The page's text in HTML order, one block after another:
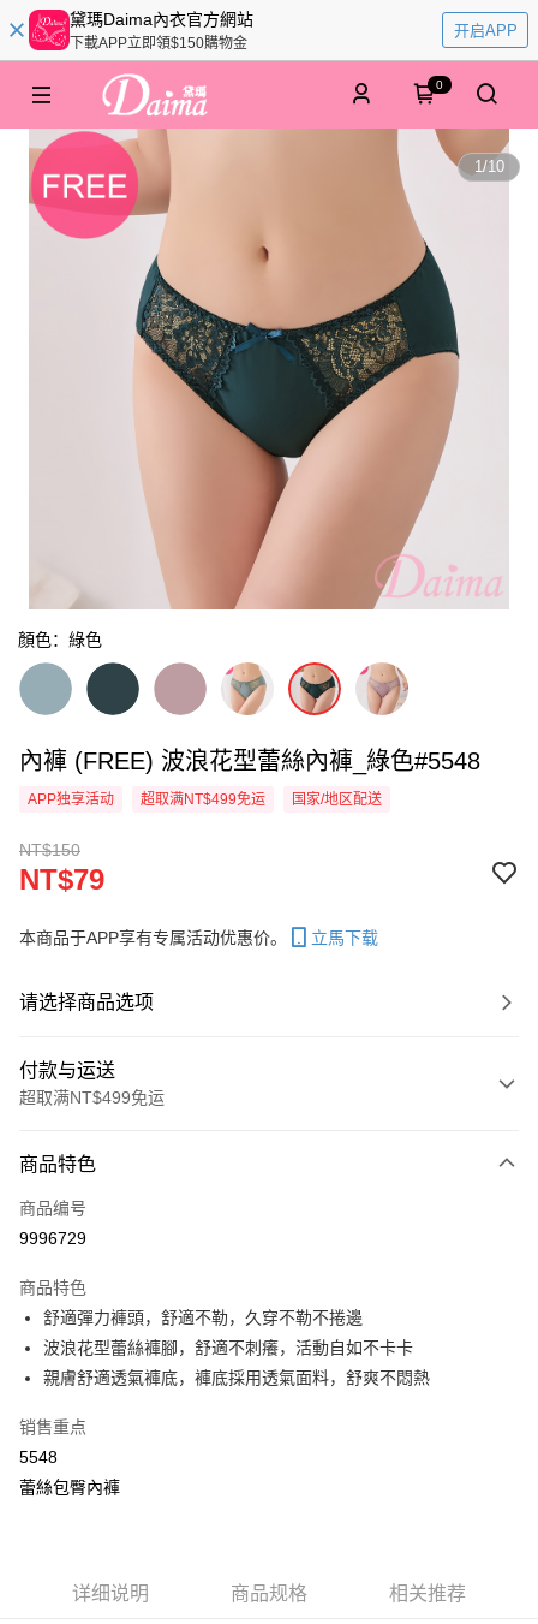
黛瑪Daima內衣官方網站
下載APP立即領$150購物金
开启APP
0
1/10
顏色：綠色
內褲 (FREE) 波浪花型蕾絲內褲_綠色#5548
APP独享活动 超取满NT$499免运 国家/地区配送
NT$150
NT$79
本商品于APP享有专属活动优惠价。 立馬下载
请选择商品选项
付款与运送
超取满NT$499免运
信用卡一次付款
超商取货付款
Apple Pay
街口支付
大哥付你分期
月租型门号，不开放公司户及预付卡使用）
相关说明
商品特色
商品编号
9996729
商品特色
舒適彈力褲頭，舒適不勒，久穿不勒不捲邊
波浪花型蕾絲褲腳，舒適不刺癢，活動自如不卡卡
親膚舒適透氣褲底，褲底採用透氣面料，舒爽不悶熱
销售重点
5548
蕾絲包臀內褲
详细说明 商品规格 相关推荐